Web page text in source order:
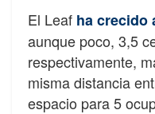
El Leaf ha crecido
aunque poco, 3,5
respectivamente,
misma distancia
espacio para 5